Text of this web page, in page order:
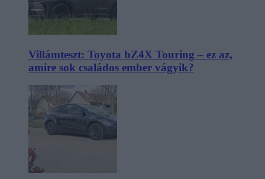
Villámteszt: Toyota bZ4X Touring – ez az,
amire sok családos ember vágyik?